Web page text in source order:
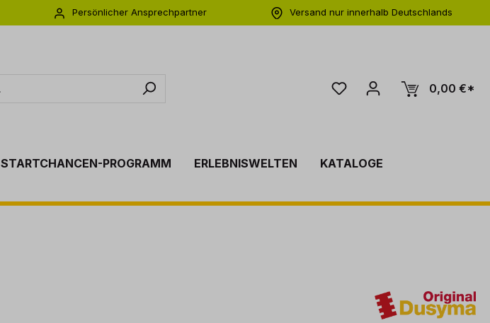
Persönlicher Ansprechpartner
Versand nur innerhalb Deutschlands
0,00 €*
STARTCHANCEN-PROGRAMM ERLEBNISWELTEN
KATALOGE